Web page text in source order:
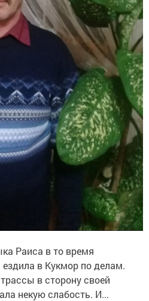
Раиса в то время
в Кукмор по делам.
в сторону своей
некую слабость. И...